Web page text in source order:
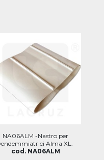
NA06ALM -Nastro per
Alma XL.
cod. NA06ALM